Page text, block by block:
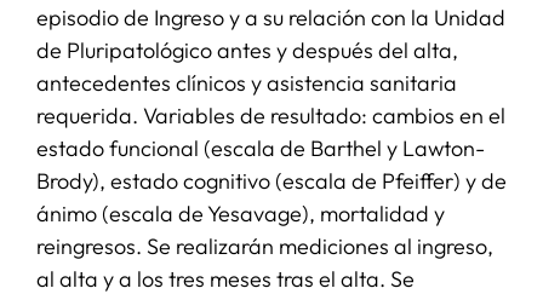
episodio de Ingreso y a su relación con la Unidad
de Pluripatológico antes y después del alta,
antecedentes clínicos y asistencia sanitaria
requerida. Variables de resultado: cambios en el
estado funcional (escala de Barthel y Lawton-
Brody), estado cognitivo (escala de Pfeiffer) y de
ánimo (escala de Yesavage), mortalidad y
reingresos. Se realizarán mediciones al ingreso,
al alta y a los tres meses tras el alta. Se